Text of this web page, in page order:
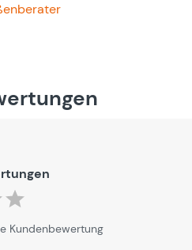
Bewertung von 0 von 5
Kundenbewertung